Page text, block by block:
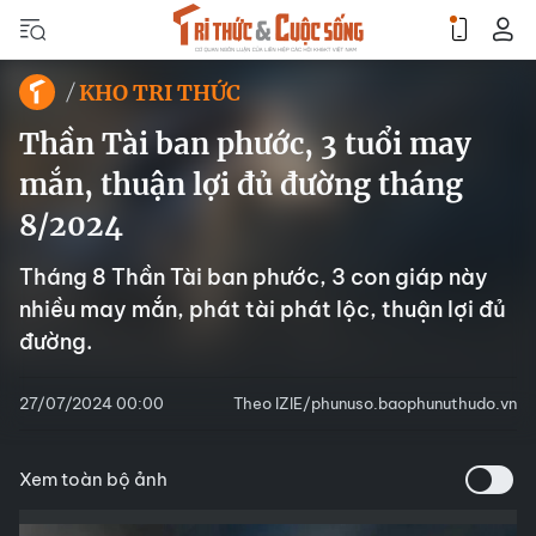
KHO TRI THỨC
Thần Tài ban phước, 3 tuổi may
mắn, thuận lợi đủ đường tháng
8/2024
Tháng 8 Thần Tài ban phước, 3 con giáp này
nhiều may mắn, phát tài phát lộc, thuận lợi đủ
đường.
27/07/2024 00:00 Theo IZIE/phunuso.baophunuthudo.vn
Xem toàn bộ ảnh